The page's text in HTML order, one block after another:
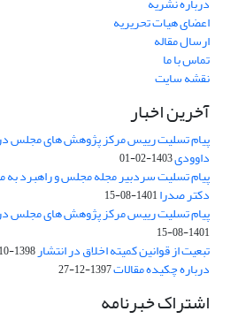
اعضای هیات تحریریه
ارسال مقاله
تماس با ما
نقشه سایت
آخرین اخبار
پیام تسلیت رییس مرکز پژوهش های مجلس
داوودی1403-02-01
پیام تسلیت سردبیر مجله مجلس و راهبرد
دکتر صدرا1401-08-15
پیام تسلیت رییس مرکز پژوهش های مجلس
1401-08-15
تبعیت از قوانین کمیته اخلاق در انتشار1398-10-23
درباره چکیده مقالات1397-12-27
اشتراک خبرنامه